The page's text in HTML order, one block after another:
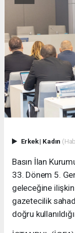
Erkek| Kadın
Basın İlan
33. Dönem 5.
geleceğine
gazetecilik
doğru